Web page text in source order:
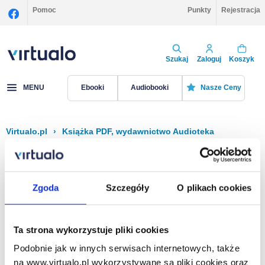
Zgoda Szczegóły O plikach cookies
Ta strona wykorzystuje pliki cookies
Podobnie jak w innych serwisach internetowych, także
na www.virtualo.pl wykorzystywane są pliki cookies oraz
Pomoc Punkty Rejestracja
Szukaj Zaloguj Koszyk
MENU Ebooki Audiobooki Nasze Ceny
Virtualo.pl › Książka PDF, wydawnictwo Audioteka
Filtruj Sortuj
Na stronie